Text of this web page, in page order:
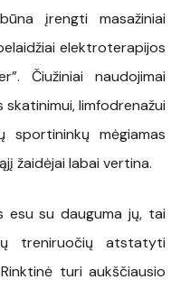
įrengti masažiniai
elektroterapijos
Čiužiniai naudojimai
limfodrenažui
sportininkų mėgiamas
žaidėjai labai vertina.
esu su dauguma jų, tai
treniruočių atstatyti
turi aukščiausio